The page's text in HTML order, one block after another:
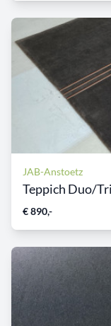
JAB-Anstoetz
Teppich Duo/
€ 890,-